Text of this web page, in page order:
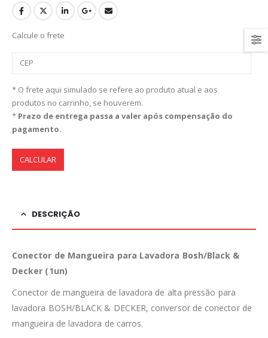
Calcule o frete
* O frete aqui simulado se refere ao produto atual e aos
produtos no carrinho, se houverem.
* Prazo de entrega passa a valer após compensação do
pagamento.
CALCULAR
DESCRIÇÃO
Conector de Mangueira para Lavadora Bosh/Black &
Decker (1un)
Conector de mangueira de lavadora de alta pressão para
lavadora BOSH/BLACK & DECKER, conversor de conector de
mangueira de lavadora de carros.